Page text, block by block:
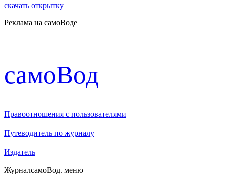
скачать открытку
Реклама на самоВоде
cамоВод
Правоотношения с пользователями
Путеводитель по журналу
Издатель
ЖурналсамоВод. меню